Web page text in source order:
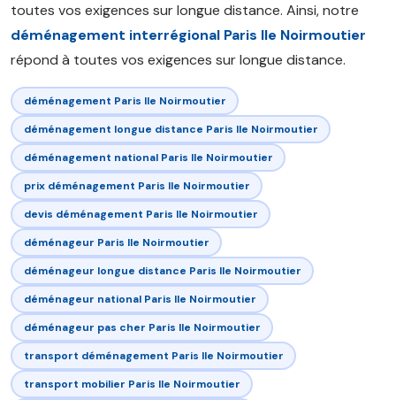
toutes vos exigences sur longue distance. Ainsi, notre
déménagement interrégional Paris Ile Noirmoutier
répond à toutes vos exigences sur longue distance.
déménagement Paris Ile Noirmoutier
déménagement longue distance Paris Ile Noirmoutier
déménagement national Paris Ile Noirmoutier
prix déménagement Paris Ile Noirmoutier
devis déménagement Paris Ile Noirmoutier
déménageur Paris Ile Noirmoutier
déménageur longue distance Paris Ile Noirmoutier
déménageur national Paris Ile Noirmoutier
déménageur pas cher Paris Ile Noirmoutier
transport déménagement Paris Ile Noirmoutier
transport mobilier Paris Ile Noirmoutier